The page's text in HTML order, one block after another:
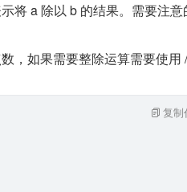
将 a 除以 b 的结果。需要注意
，如果需要整除运算需要使用
复制